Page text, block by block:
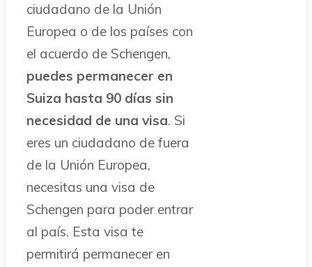
ciudadano de la Unión
Europea o de los países con
el acuerdo de Schengen,
puedes permanecer en
Suiza hasta 90 días sin
necesidad de una visa. Si
eres un ciudadano de fuera
de la Unión Europea,
necesitas una visa de
Schengen para poder entrar
al país. Esta visa te
permitirá permanecer en